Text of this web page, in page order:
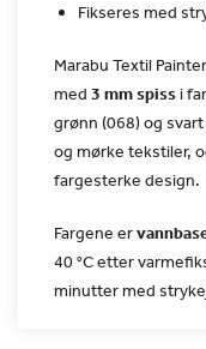
Fikseres med
Marabu Textil
med 3 mm spissi
grønn (068) og
og mørke tekstiler,
fargesterke design.
Fargene er
40 °C etter
minutter med